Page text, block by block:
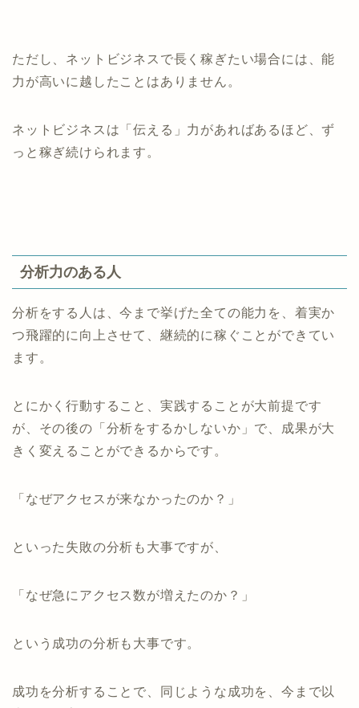
ただし、ネットビジネスで長く稼ぎたい場合には、能
力が高いに越したことはありません。
ネットビジネスは「伝える」力があればあるほど、ず
っと稼ぎ続けられます。
分析力のある人
分析をする人は、今まで挙げた全ての能力を、着実か
つ飛躍的に向上させて、継続的に稼ぐことができてい
ます。
とにかく行動すること、実践することが大前提です
が、その後の「分析をするかしないか」で、成果が大
きく変えることができるからです。
「なぜアクセスが来なかったのか？」
といった失敗の分析も大事ですが、
「なぜ急にアクセス数が増えたのか？」
という成功の分析も大事です。
成功を分析することで、同じような成功を、今まで以